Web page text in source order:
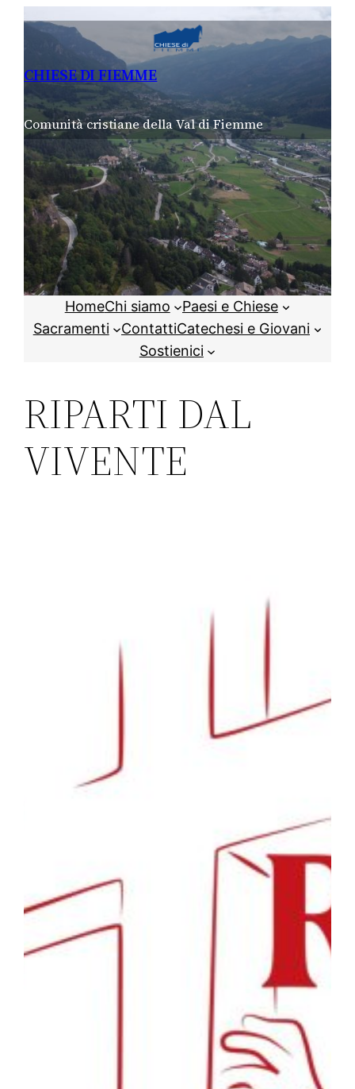
CHIESE DI FIEMME
Comunità cristiane della Val di Fiemme
HomeChi siamo
Paesi e Chiese
Sacramenti
ContattiCatechesi e Giovani
Sostienici
RIPARTI DAL
VIVENTE